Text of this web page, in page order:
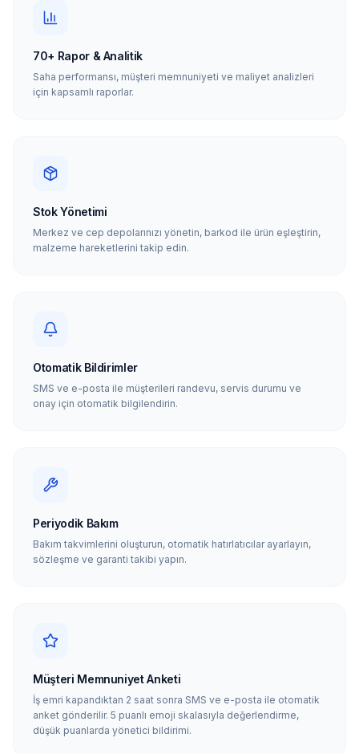
70+ Rapor & Analitik
Saha performansı, müşteri memnuniyeti ve maliyet analizleri
için kapsamlı raporlar.
Stok Yönetimi
Merkez ve cep depolarınızı yönetin, barkod ile ürün eşleştirin,
malzeme hareketlerini takip edin.
Otomatik Bildirimler
SMS ve e-posta ile müşterileri randevu, servis durumu ve
onay için otomatik bilgilendirin.
Periyodik Bakım
Bakım takvimlerini oluşturun, otomatik hatırlatıcılar ayarlayın,
sözleşme ve garanti takibi yapın.
Müşteri Memnuniyet Anketi
İş emri kapandıktan 2 saat sonra SMS ve e-posta ile otomatik
anket gönderilir. 5 puanlı emoji skalasıyla değerlendirme,
düşük puanlarda yönetici bildirimi.